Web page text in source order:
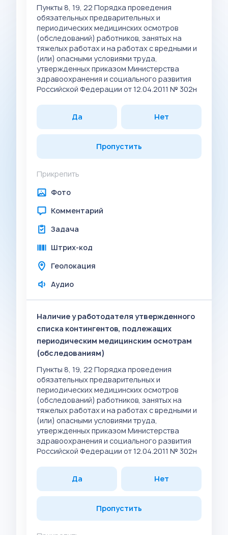
Пункты 8, 19, 22 Порядка проведения
обязательных предварительных и
периодических медицинских осмотров
(обследований) работников, занятых на
тяжелых работах и на работах с вредными и
(или) опасными условиями труда,
утвержденных приказом Министерства
здравоохранения и социального развития
Российской Федерации от 12.04.2011 № 302н
Да Нет
Пропустить
Прикрепить
Фото
Комментарий
Задача
Штрих-код
Геолокация
Аудио
Наличие у работодателя утвержденного
списка контингентов, подлежащих
периодическим медицинским осмотрам
(обследованиям)
Пункты 8, 19, 22 Порядка проведения
обязательных предварительных и
периодических медицинских осмотров
(обследований) работников, занятых на
тяжелых работах и на работах с вредными и
(или) опасными условиями труда,
утвержденных приказом Министерства
здравоохранения и социального развития
Российской Федерации от 12.04.2011 № 302н
Да Нет
Пропустить